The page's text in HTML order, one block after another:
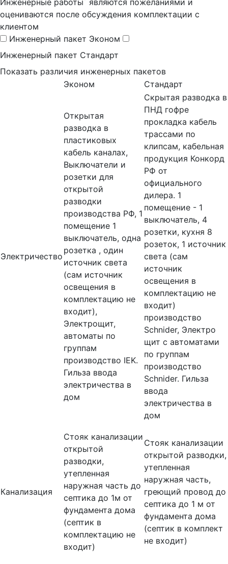
оцениваются после обсуждения комплектации с
клиентом
Инженерный пакет Эконом
Инженерный пакет Стандарт
Показать различия инженерных пакетов
Эконом
Стандарт
Электричество
Открытая
разводка в
пластиковых
кабель каналах,
Выключатели и
розетки для
открытой
разводки
производства РФ, 1
помещение 1
выключатель, одна
розетка , один
источник света
(сам источник
освещения в
комплектацию не
входит),
Электрощит,
автоматы по
группам
производство IEK.
Гильза ввода
электричества в
дом
Скрытая разводка в
ПНД гофре
прокладка кабель
трассами по
клипсам, кабельная
продукция Конкорд
РФ от
официального
дилера. 1
помещение - 1
выключатель, 4
розетки, кухня 8
розеток, 1 источник
света (сам
источник
освещения в
комплектацию не
входит)
производство
Schnider, Электро
щит с автоматами
по группам
производство
Schnider. Гильза
ввода
электричества в
дом
Канализация
Стояк канализации
открытой
разводки,
утепленная
наружная часть до
септика до 1м от
фундамента дома
(септик в
комплектацию не
входит)
Стояк канализации
открытой разводки,
утепленная
наружная часть,
греющий провод до
септика до 1 м от
фундамента дома
(септик в комплект
не входит)